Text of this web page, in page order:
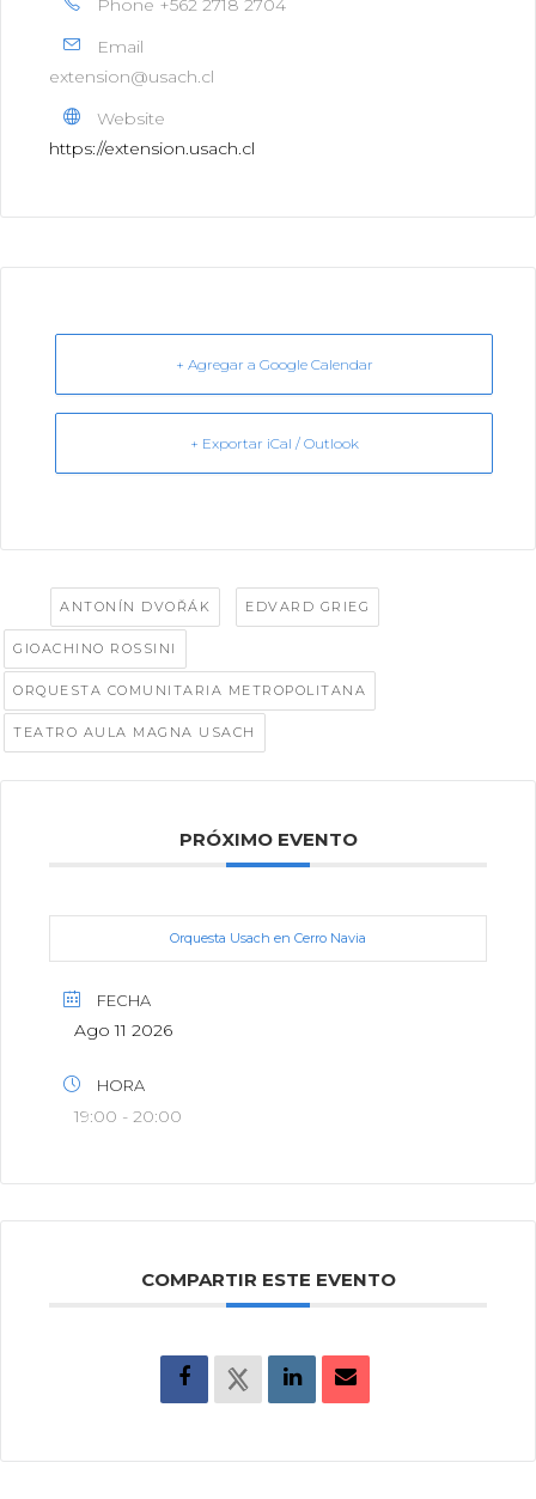
Phone +562 2718 2704
Email
extension@usach.cl
Website
https://extension.usach.cl
+ Agregar a Google Calendar
+ Exportar iCal / Outlook
ANTONÍN DVOŘÁK EDVARD GRIEG
GIOACHINO ROSSINI
ORQUESTA COMUNITARIA METROPOLITANA
TEATRO AULA MAGNA USACH
PRÓXIMO EVENTO
Orquesta Usach en Cerro Navia
FECHA
Ago 11 2026
HORA
19:00 - 20:00
COMPARTIR ESTE EVENTO